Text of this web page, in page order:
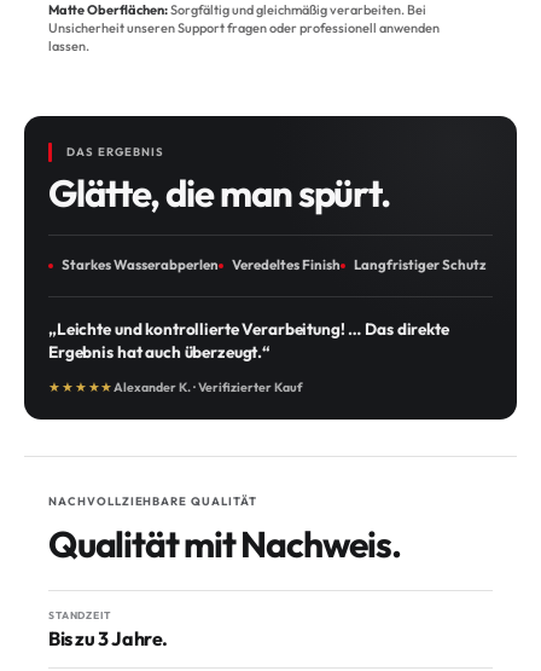
Matte Oberflächen:Sorgfältig und gleichmäßig verarbeiten. Bei
Unsicherheit unseren Support fragen oder professionell anwenden
lassen.
DAS ERGEBNIS
Glätte, die man spürt.
Starkes Wasserabperlen Veredeltes Finish Langfristiger Schutz
„Leichte und kontrollierte Verarbeitung! … Das direkte
Ergebnis hat auch überzeugt.“
★★★★★Alexander K. · Verifizierter Kauf
NACHVOLLZIEHBARE QUALITÄT
Qualität mit Nachweis.
STANDZEIT
Bis zu 3 Jahre.